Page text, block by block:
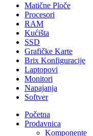
Matične Ploče
Procesori
RAM
Kućišta
SSD
Grafičke Karte
Brix Konfiguracije
Laptopovi
Monitori
Napajanja
Softver
Početna
Prodavnica
Komponente